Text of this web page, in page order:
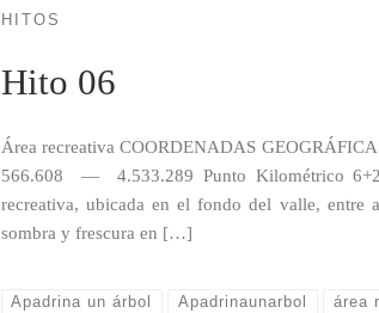
HITOS
Hito 06
Área recreativa COORDENADAS
566.608 — 4.533.289 Punto Kilométrico
recreativa, ubicada en el fondo del valle, entre
sombra y frescura en […]
Apadrina un árbol Apadrinaunarbol área